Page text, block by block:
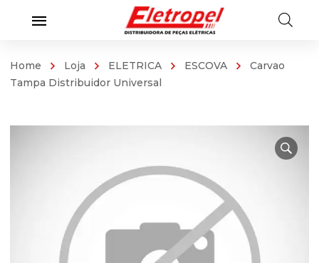
Home Loja ELETRICA ESCOVA
Carvao
Tampa Distribuidor Universal